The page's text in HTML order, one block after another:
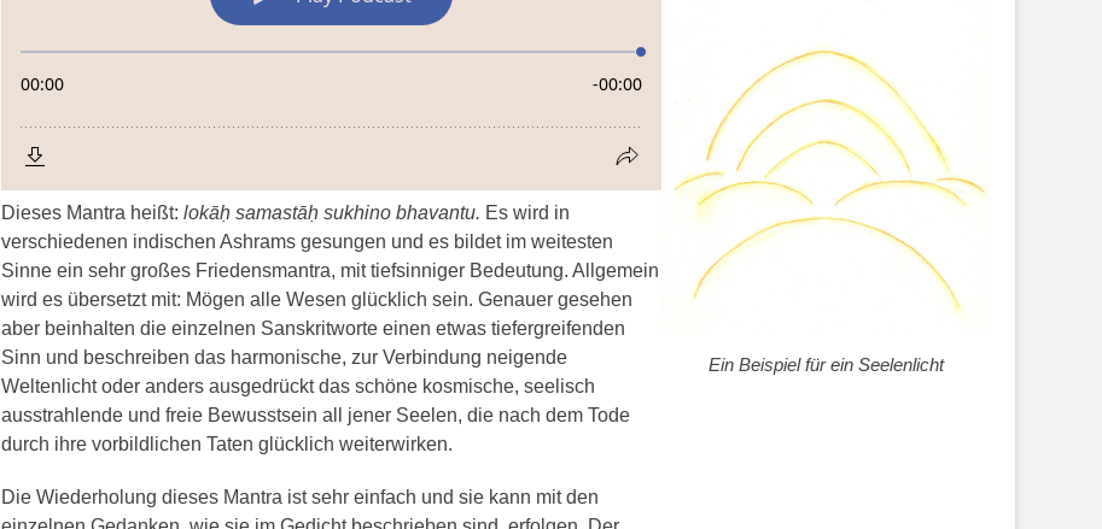
Dieses Mantra heißt: lokāḥ samastāḥ sukhino bhavantu. Es wird in
verschiedenen indischen Ashrams gesungen und es bildet im weitesten
Sinne ein sehr großes Friedensmantra, mit tiefsinniger Bedeutung. Allgemein
wird es übersetzt mit: Mögen alle Wesen glücklich sein. Genauer gesehen
aber beinhalten die einzelnen Sanskritworte einen etwas tiefergreifenden
Sinn und beschreiben das harmonische, zur Verbindung neigende
Weltenlicht oder anders ausgedrückt das schöne kosmische, seelisch
ausstrahlende und freie Bewusstsein all jener Seelen, die nach dem Tode
durch ihre vorbildlichen Taten glücklich weiterwirken.
Die Wiederholung dieses Mantra ist sehr einfach und sie kann mit den
Ein Beispiel für ein Seelenlicht